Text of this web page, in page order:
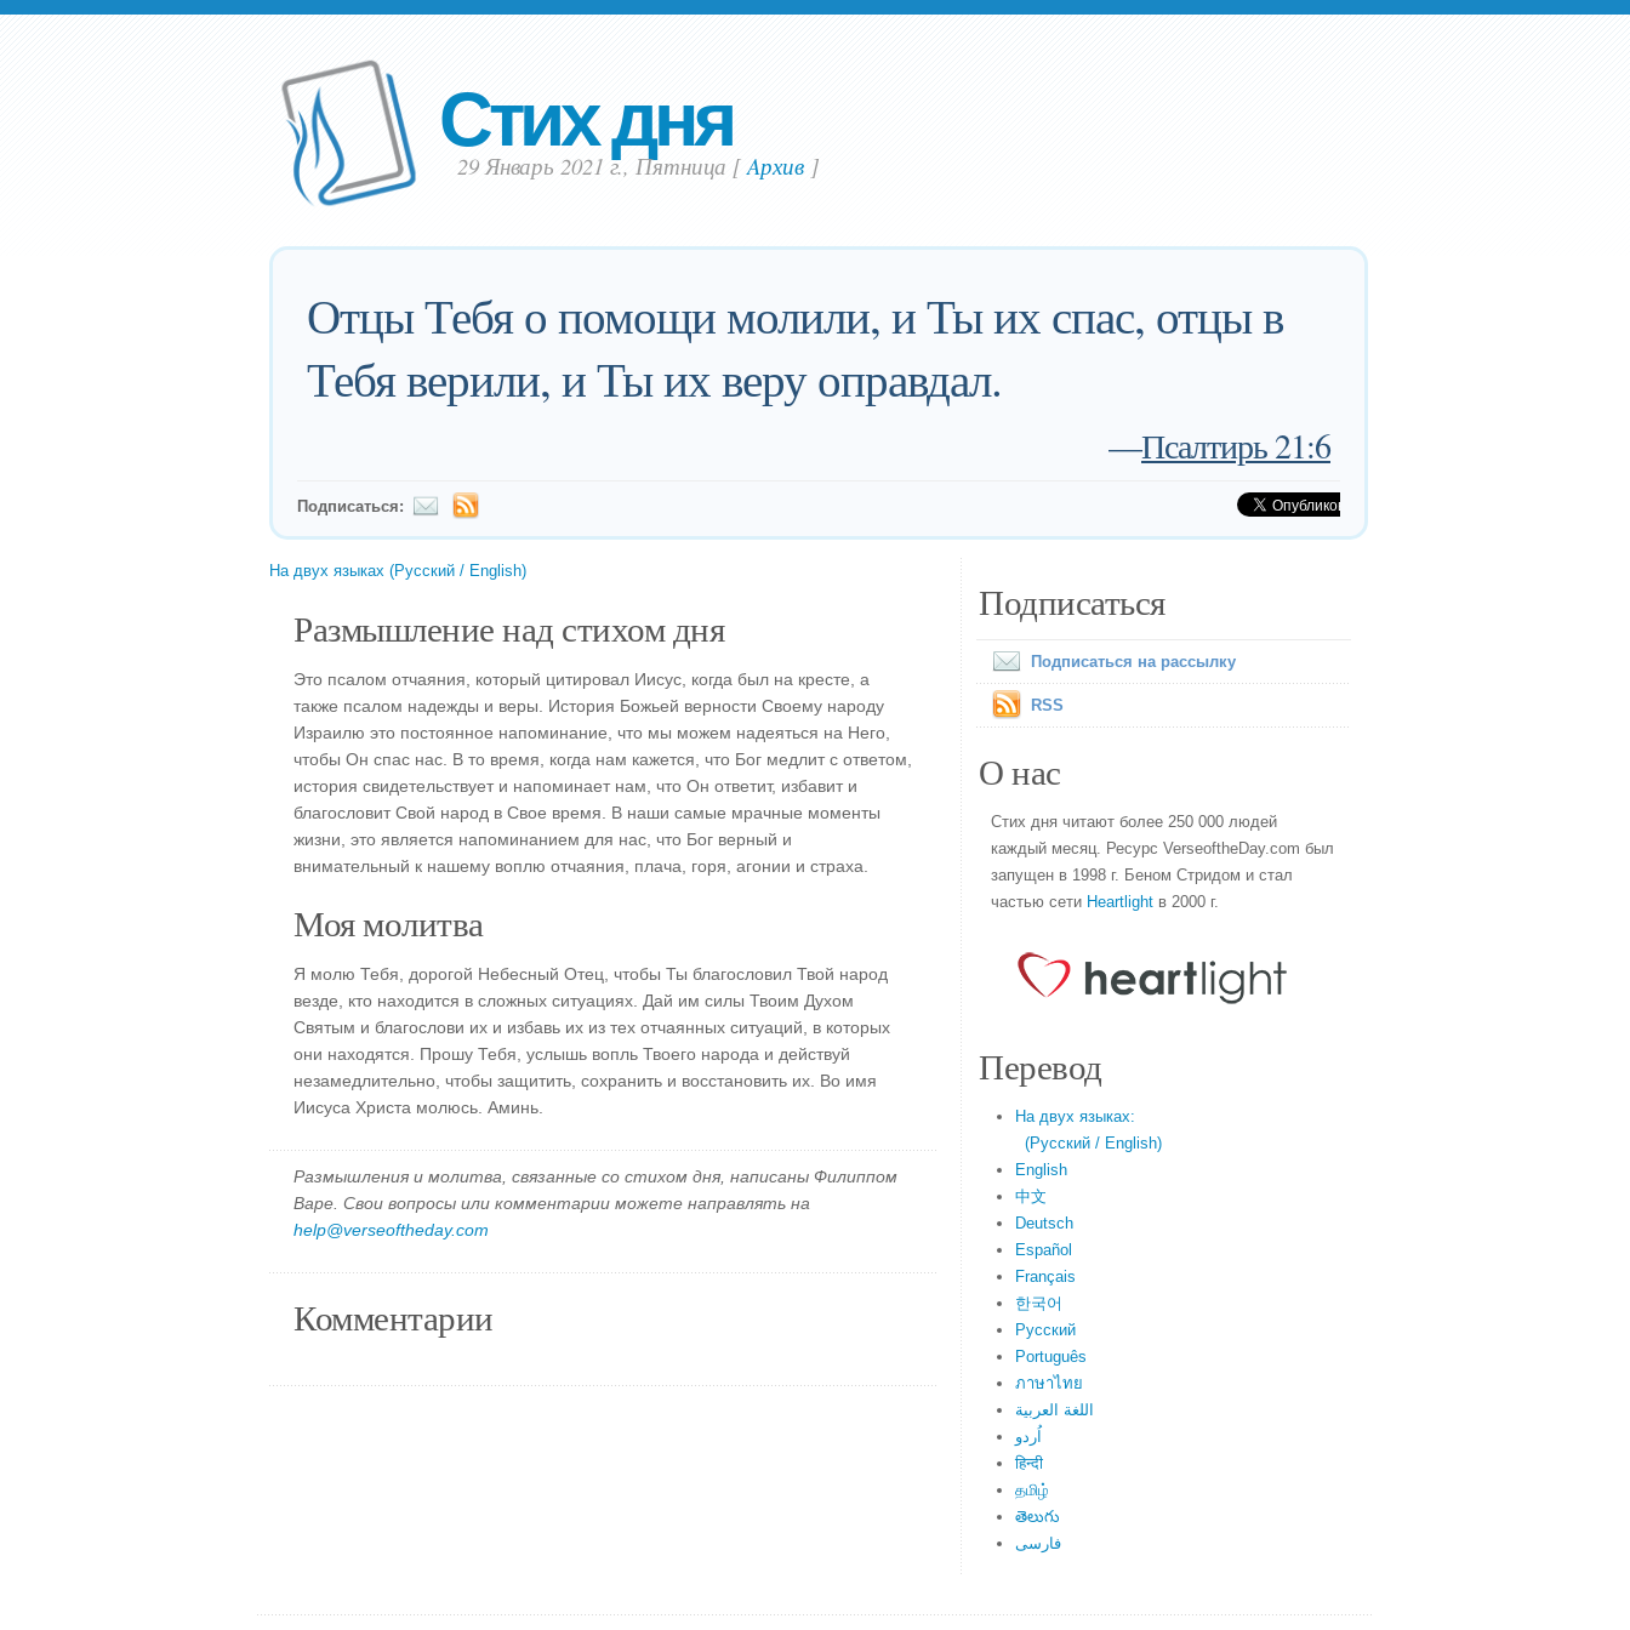
Стих дня
29 Январь 2021 г., Пятница [Aрхив]
Отцы Тебя о помощи молили, и Ты их спас, отцы в
Тебя верили, и Ты их веру оправдал.
—Псалтирь 21:6
Подписаться:
На двух языках (Русский / English)
Размышление над стихом дня
Это псалом отчаяния, который цитировал Иисус, когда был на кресте, а
также псалом надежды и веры. История Божьей верности Своему народу
Израилю это постоянное напоминание, что мы можем надеяться на Него,
чтобы Он спас нас. В то время, когда нам кажется, что Бог медлит с ответом,
история свидетельствует и напоминает нам, что Он ответит, избавит и
благословит Свой народ в Свое время. В наши самые мрачные моменты
жизни, это является напоминанием для нас, что Бог верный и
внимательный к нашему воплю отчаяния, плача, горя, агонии и страха.
Моя молитва
Я молю Тебя, дорогой Небесный Отец, чтобы Ты благословил Твой народ
везде, кто находится в сложных ситуациях. Дай им силы Твоим Духом
Святым и благослови их и избавь их из тех отчаянных ситуаций, в которых
они находятся. Прошу Тебя, услышь вопль Твоего народа и действуй
незамедлительно, чтобы защитить, сохранить и восстановить их. Во имя
Иисуса Христа молюсь. Аминь.
Размышления и молитва, связанные со стихом дня, написаны Филиппом
Варе. Свои вопросы или комментарии можете направлять на
help@verseoftheday.com
Комментарии
Подписаться
Подписаться на рассылку
RSS
О нас
Стих дня читают более 250 000 людей
каждый месяц. Ресурс VerseoftheDay.com был
запущен в 1998 г. Беном Стридом и стал
частью сети Heartlight в 2000 г.
Перевод
На двух языках:
(Русский / English)
English
中文
Deutsch
Español
Français
한국어
Русский
Português
ภาษาไทย
اللغة العربية
اُردو
हिन्दी
தமிழ்
తెలుగు
فارسی